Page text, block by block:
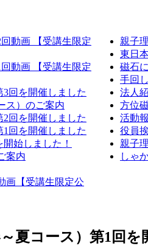
動画 【受講生限定
動画 【受講生限定
回を開催しました
ス）のご案内
回を開催しました
回を開催しました
始しました！
案内
画【受講生限定公
親子
東日
磁石
手回
法人
方位
活動
役員
親子
しゃ
夏コース）第1回を